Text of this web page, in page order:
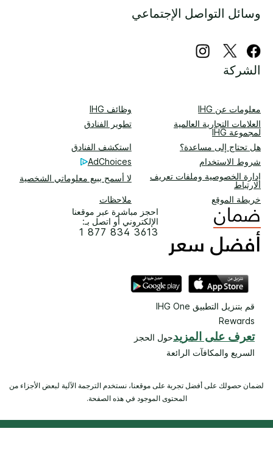
وسائل التواصل الإجتماعي
الشركة
معلومات عن IHG
وظائف IHG
العلامات التجارية العالمية
لمجموعة IHG
تطوير الفنادق
هل تحتاج إلى مساعدة؟
استكشف الفنادق
شروط الاستخدام
AdChoices
إدارة الخصوصية وملفات تعريف
الارتباط
لا أسمح ببيع معلوماتي الشخصية
خريطة الموقع
ملاحظات
احجز مباشرة عبر موقعنا
الإلكتروني أو اتصل بـ:
1 877 834 3613
قم بتنزيل التطبيق IHG One
Rewards
تعرف على المزيدحول الحجز
السريع والمكافآت الرائعة
لضمان حصولك على أفضل تجربة على موقعنا، نستخدم الترجمة الآلية لبعض الأجزاء من
المحتوى الموجود في هذه الصفحة.
© 2026 IHG. ‫جميع الحقوق محفوظة.‬ معظم الفنادق مملوكة ويتم